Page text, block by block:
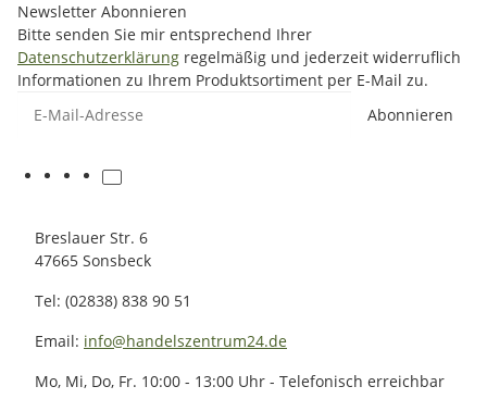
Newsletter Abonnieren
Bitte senden Sie mir entsprechend Ihrer
Datenschutzerklärung regelmäßig und jederzeit widerruflich
Informationen zu Ihrem Produktsortiment per E-Mail zu.
Abonnieren
Breslauer Str. 6
47665 Sonsbeck
Tel: (02838) 838 90 51
Email: info@handelszentrum24.de
Mo, Mi, Do, Fr. 10:00 - 13:00 Uhr - Telefonisch erreichbar